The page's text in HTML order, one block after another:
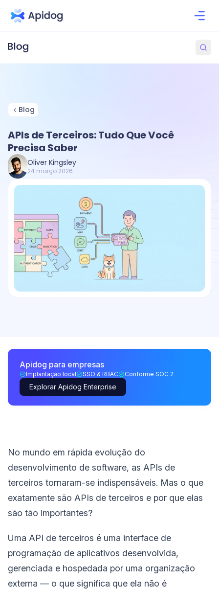
Blog
APIs de Terceiros: Tudo Que Você
Precisa Saber
Oliver Kingsley
24 março 2026
Apidog para empresas
Implantação local SSO & RBAC Conforme SOC 2
Explorar Apidog Enterprise
No mundo em rápida evolução do
desenvolvimento de software, as APIs de
terceiros tornaram-se indispensáveis. Mas o que
exatamente são APIs de terceiros e por que elas
são tão importantes?
Uma API de terceiros é uma interface de
programação de aplicativos desenvolvida,
gerenciada e hospedada por uma organização
externa — o que significa que ela não é